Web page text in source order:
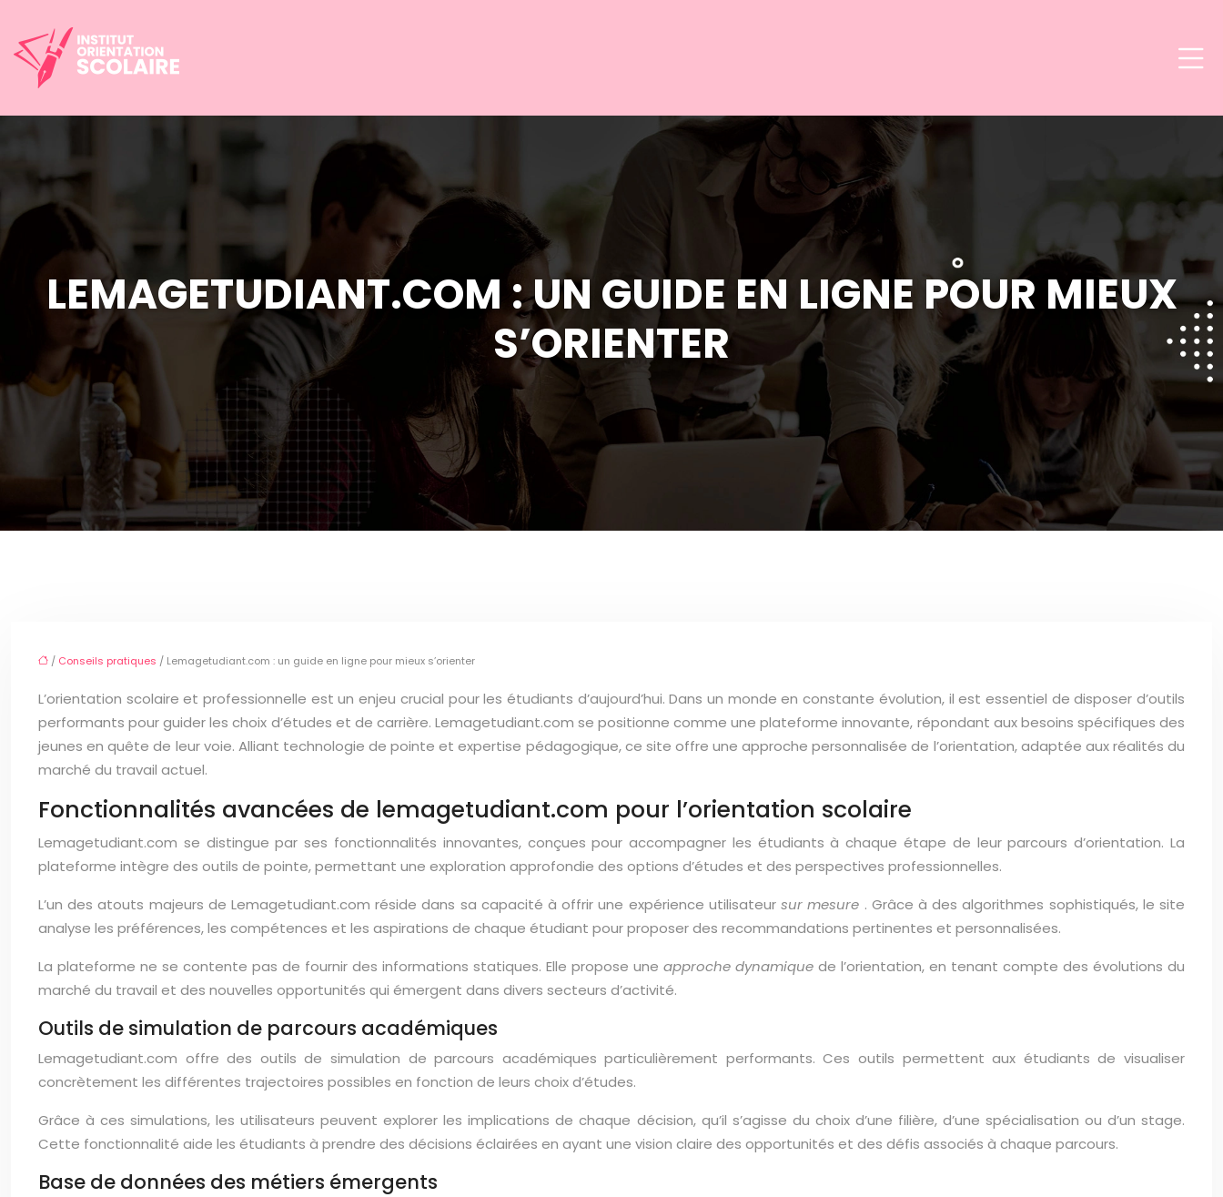
LEMAGETUDIANT.COM : UN GUIDE EN LIGNE POUR MIEUX
S’ORIENTER
/ Conseils pratiques / Lemagetudiant.com : un guide en ligne pour mieux s’orienter
L’orientation scolaire et professionnelle est un enjeu crucial pour les étudiants d’aujourd’hui. Dans un monde en constante évolution, il est essentiel de disposer d’outils
performants pour guider les choix d’études et de carrière. Lemagetudiant.com se positionne comme une plateforme innovante, répondant aux besoins spécifiques des
jeunes en quête de leur voie. Alliant technologie de pointe et expertise pédagogique, ce site offre une approche personnalisée de l’orientation, adaptée aux réalités du
marché du travail actuel.
Fonctionnalités avancées de lemagetudiant.com pour l’orientation scolaire
Lemagetudiant.com se distingue par ses fonctionnalités innovantes, conçues pour accompagner les étudiants à chaque étape de leur parcours d’orientation. La
plateforme intègre des outils de pointe, permettant une exploration approfondie des options d’études et des perspectives professionnelles.
L’un des atouts majeurs de Lemagetudiant.com réside dans sa capacité à offrir une expérience utilisateursur mesure . Grâce à des algorithmes sophistiqués, le site
analyse les préférences, les compétences et les aspirations de chaque étudiant pour proposer des recommandations pertinentes et personnalisées.
La plateforme ne se contente pas de fournir des informations statiques. Elle propose une approche dynamique de l’orientation, en tenant compte des évolutions du
marché du travail et des nouvelles opportunités qui émergent dans divers secteurs d’activité.
Outils de simulation de parcours académiques
Lemagetudiant.com offre des outils de simulation de parcours académiques particulièrement performants. Ces outils permettent aux étudiants de visualiser
concrètement les différentes trajectoires possibles en fonction de leurs choix d’études.
Grâce à ces simulations, les utilisateurs peuvent explorer les implications de chaque décision, qu’il s’agisse du choix d’une filière, d’une spécialisation ou d’un stage.
Cette fonctionnalité aide les étudiants à prendre des décisions éclairées en ayant une vision claire des opportunités et des défis associés à chaque parcours.
Base de données des métiers émergents